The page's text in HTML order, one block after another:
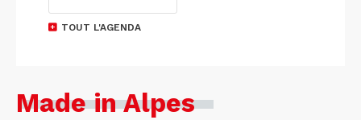
TOUT L'AGENDA
Made in Alpes